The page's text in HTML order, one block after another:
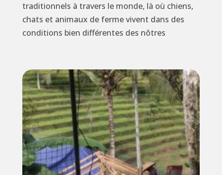
traditionnels à travers le monde, là où chiens,
chats et animaux de ferme vivent dans des
conditions bien différentes des nôtres